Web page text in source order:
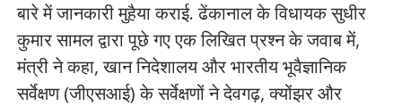
बारे में जानकारी मुहैया कराई. ढेंकानाल के विधायक सुधीर
कुमार सामल द्वारा पूछे गए एक लिखित प्रश्न के जवाब में,
मंत्री ने कहा, खान निदेशालय और भारतीय भूवैज्ञानिक
सर्वेक्षण (जीएसआई) के सर्वेक्षणों ने देवगढ़, क्योंझर और